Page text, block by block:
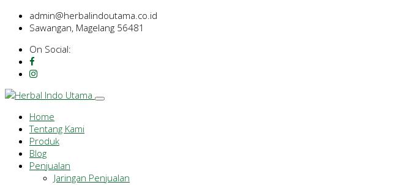
admin@herbalindoutama.co.id
Sawangan, Magelang 56481
On Social:
Home
Tentang Kami
Produk
Blog
Penjualan
Jaringan Penjualan